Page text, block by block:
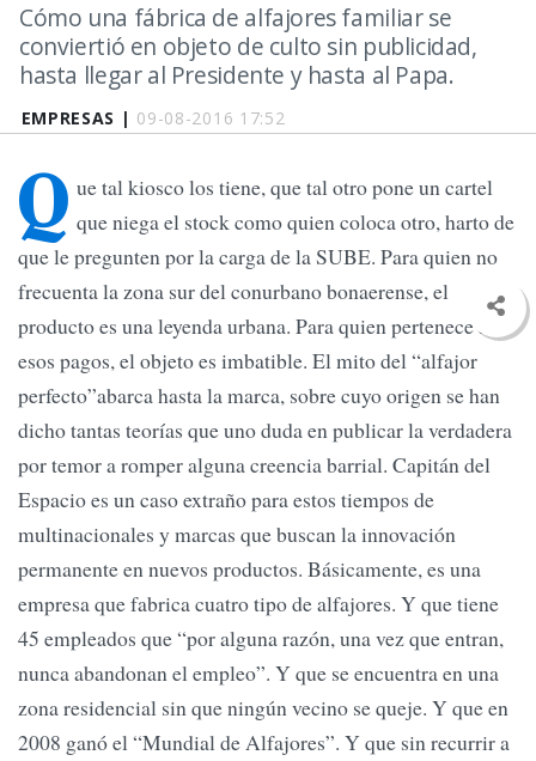
EMPRESAS | 09-08-2016 17:52
Cómo una fábrica de alfajores familiar se
conviertió en objeto de culto sin publicidad,
hasta llegar al Presidente y hasta al Papa.
Q ue tal kiosco los tiene, que tal otro pone un cartel
que niega el stock como quien coloca otro, harto de
que le pregunten por la carga de la SUBE. Para quien no
frecuenta la zona sur del conurbano bonaerense, el
producto es una leyenda urbana. Para quien pertenece a
esos pagos, el objeto es imbatible. El mito del “alfajor
perfecto”abarca hasta la marca, sobre cuyo origen se han
dicho tantas teorías que uno duda en publicar la verdadera
por temor a romper alguna creencia barrial. Capitán del
Espacio es un caso extraño para estos tiempos de
multinacionales y marcas que buscan la innovación
permanente en nuevos productos. Básicamente, es una
empresa que fabrica cuatro tipo de alfajores. Y que tiene
45 empleados que “por alguna razón, una vez que entran,
nunca abandonan el empleo”. Y que se encuentra en una
zona residencial sin que ningún vecino se queje. Y que en
2008 ganó el “Mundial de Alfajores”. Y que sin recurrir a